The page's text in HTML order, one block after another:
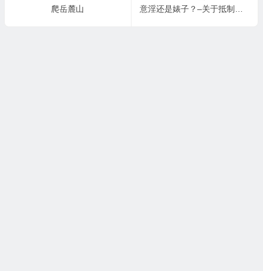
爬岳麓山
意淫还是婊子？–关于抵制日货。